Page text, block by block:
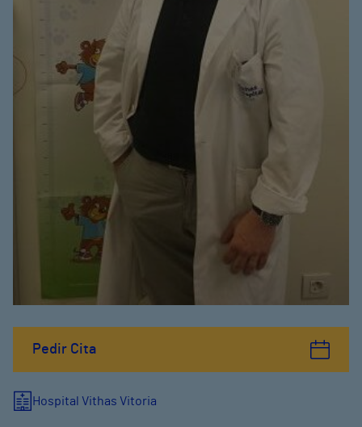
Pedir Cita
Hospital Vithas Vitoria